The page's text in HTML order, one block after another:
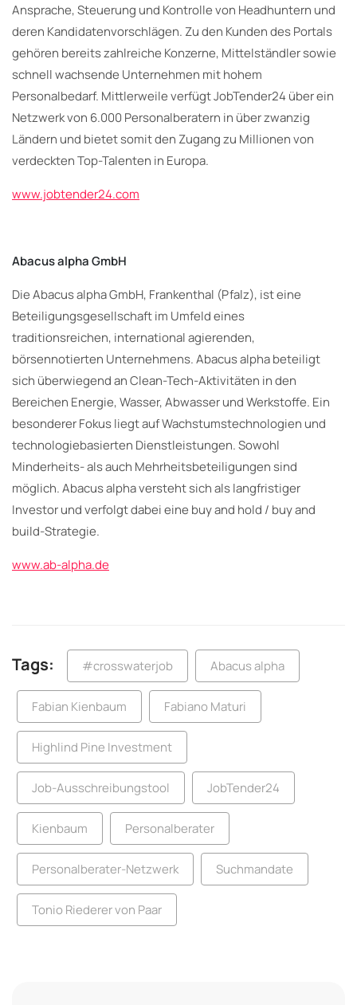
Ansprache, Steuerung und Kontrolle von Headhuntern und
deren Kandidatenvorschlägen. Zu den Kunden des Portals
gehören bereits zahlreiche Konzerne, Mittelständler sowie
schnell wachsende Unternehmen mit hohem
Personalbedarf. Mittlerweile verfügt JobTender24 über ein
Netzwerk von 6.000 Personalberatern in über zwanzig
Ländern und bietet somit den Zugang zu Millionen von
verdeckten Top-Talenten in Europa.
www.jobtender24.com
Abacus alpha GmbH
Die Abacus alpha GmbH, Frankenthal (Pfalz), ist eine
Beteiligungsgesellschaft im Umfeld eines
traditionsreichen, international agierenden,
börsennotierten Unternehmens. Abacus alpha beteiligt
sich überwiegend an Clean-Tech-Aktivitäten in den
Bereichen Energie, Wasser, Abwasser und Werkstoffe. Ein
besonderer Fokus liegt auf Wachstumstechnologien und
technologiebasierten Dienstleistungen. Sowohl
Minderheits- als auch Mehrheitsbeteiligungen sind
möglich. Abacus alpha versteht sich als langfristiger
Investor und verfolgt dabei eine buy and hold / buy and
build-Strategie.
www.ab-alpha.de
Tags: #crosswaterjob Abacus alpha
Fabian Kienbaum Fabiano Maturi
Highlind Pine Investment
Job-Ausschreibungstool JobTender24
Kienbaum Personalberater
Personalberater-Netzwerk Suchmandate
Tonio Riederer von Paar